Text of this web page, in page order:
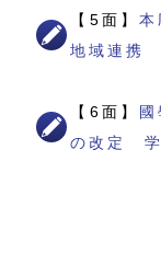
【5面】
地域連携
【6面】
の改定 学